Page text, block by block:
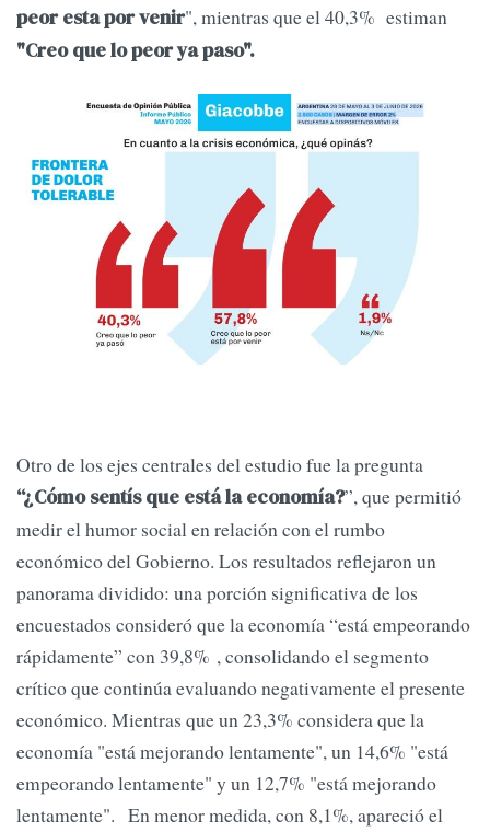
peor esta por venir", mientras que el 40,3% estiman
"Creo que lo peor ya paso".
Otro de los ejes centrales del estudio fue la pregunta
“¿Cómo sentís que está la economía?”, que permitió
medir el humor social en relación con el rumbo
económico del Gobierno. Los resultados reflejaron un
panorama dividido: una porción significativa de los
encuestados consideró que la economía “está empeorando
rápidamente” con 39,8% , consolidando el segmento
crítico que continúa evaluando negativamente el presente
económico. Mientras que un 23,3% considera que la
economía "está mejorando lentamente", un 14,6% "está
empeorando lentamente" y un 12,7% "está mejorando
lentamente". En menor medida, con 8,1%, apareció el